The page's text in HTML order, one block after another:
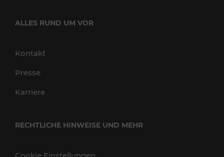
ALLES RUND UM VOR
Kontakt
Presse
Karriere
RECHTLICHE HINWEISE UND MEHR